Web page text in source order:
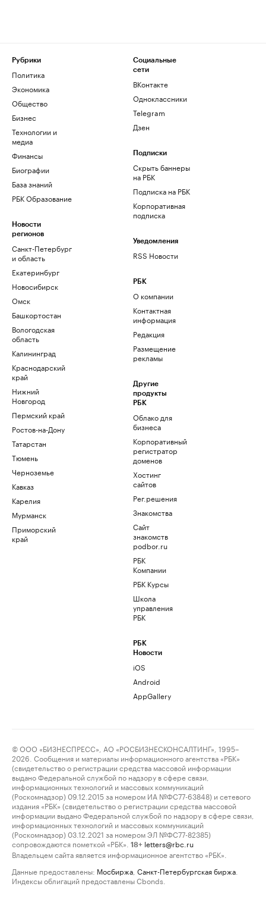
Рубрики
Политика
Экономика
Общество
Бизнес
Технологии и
медиа
Финансы
Биографии
База знаний
РБК Образование
Новости
регионов
Санкт-Петербург
и область
Екатеринбург
Новосибирск
Омск
Башкортостан
Вологодская
область
Калининград
Краснодарский
край
Нижний
Новгород
Пермский край
Ростов-на-Дону
Татарстан
Тюмень
Черноземье
Кавказ
Карелия
Мурманск
Приморский
край
Социальные
сети
ВКонтакте
Одноклассники
Telegram
Дзен
Подписки
Скрыть баннеры
на РБК
Подписка на РБК
Корпоративная
подписка
Уведомления
RSS Новости
РБК
О компании
Контактная
информация
Редакция
Размещение
рекламы
Другие
продукты
РБК
Облако для
бизнеса
Корпоративный
регистратор
доменов
Хостинг
сайтов
Рег.решения
Знакомства
Сайт
знакомств
podbor.ru
РБК
Компании
РБК Курсы
Школа
управления
РБК
РБК
Новости
iOS
Android
AppGallery
© ООО «БИЗНЕСПРЕСС», АО «РОСБИЗНЕСКОНСАЛТИНГ», 1995–
2026. Сообщения и материалы информационного агентства «РБК»
(свидетельство о регистрации средства массовой информации
выдано Федеральной службой по надзору в сфере связи,
информационных технологий и массовых коммуникаций
(Роскомнадзор) 09.12.2015 за номером ИА №ФС77-63848) и сетевого
издания «РБК» (свидетельство о регистрации средства массовой
информации выдано Федеральной службой по надзору в сфере связи,
информационных технологий и массовых коммуникаций
(Роскомнадзор) 03.12.2021 за номером ЭЛ №ФС77-82385)
сопровождаются пометкой «РБК».
18+ letters@rbc.ru
Владельцем сайта является информационное агентство «РБК».
Данные предоставлены: Мосбиржа Санкт-Петербургская биржа
Индексы облигаций предоставлены Cbonds.